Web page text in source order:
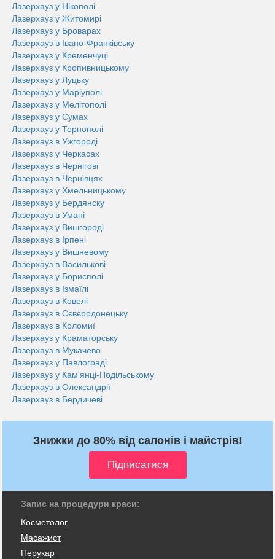
Лазерхауз у Нікополі
Лазерхауз у Житомирі
Лазерхауз у Броварах
Лазерхауз в Івано-Франківську
Лазерхауз у Кременчуці
Лазерхауз у Кропивницькому
Лазерхауз у Луцьку
Лазерхауз у Маріуполi
Лазерхауз у Мелітополі
Лазерхауз у Сумах
Лазерхауз у Тернополі
Лазерхауз в Ужгороді
Лазерхауз у Черкасах
Лазерхауз в Чернігові
Лазерхауз в Чернівцях
Лазерхауз у Хмельницькому
Лазерхауз у Бердянску
Лазерхауз в Умані
Лазерхауз у Вишгороді
Лазерхауз в Ірпені
Лазерхауз у Вишневому
Лазерхауз в Василькові
Лазерхауз у Борисполі
Лазерхауз в Ізмаїлі
Лазерхауз в Ковелі
Лазерхауз в Сєвєродонецьку
Лазерхауз в Коломиї
Лазерхауз у Краматорську
Лазерхауз в Мукачево
Лазерхауз у Павлограді
Лазерхауз у Кам'янці-Подільському
Лазерхауз в Олександрії
Лазерхауз в Бердичеві
Знижки до 80% від салонів і майстрів!
Запис на процедури краси:
Косметолог
Масажист
Перукар